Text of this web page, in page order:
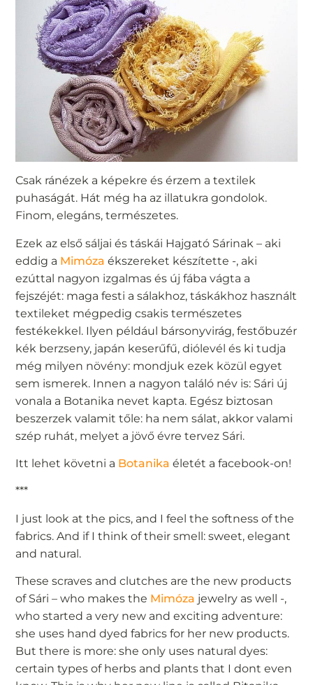
Csak ránézek a képekre és érzem a textilek
puhaságát. Hát még ha az illatukra gondolok.
Finom, elegáns, természetes.
Ezek az első sáljai és táskái Hajgató Sárinak – aki
eddig a Mimózaékszereket készítette -, aki
ezúttal nagyon izgalmas és új fába vágta a
fejszéjét: maga festi a sálakhoz, táskákhoz használt
textileket mégpedig csakis természetes
festékekkel. Ilyen például bársonyvirág, festőbuzér
kék berzseny, japán keserűfű, diólevél és ki tudja
még milyen növény: mondjuk ezek közül egyet
sem ismerek. Innen a nagyon találó név is: Sári új
vonala a Botanika nevet kapta. Egész biztosan
beszerzek valamit tőle: ha nem sálat, akkor valami
szép ruhát, melyet a jövő évre tervez Sári.
Itt lehet követni a Botanikaéletét a facebook-on!
***
I just look at the pics, and I feel the softness of the
fabrics. And if I think of their smell: sweet, elegant
and natural.
These scraves and clutches are the new products
of Sári – who makes the Mimóza jewelry as well -,
who started a very new and exciting adventure:
she uses hand dyed fabrics for her new products.
But there is more: she only uses natural dyes:
certain types of herbs and plants that I dont even